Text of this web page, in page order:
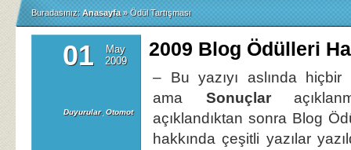
Buradasınız: Anasayfa » Ödül Tartışması
01
May
2009
Duyurular, Otomot
2009 Blog Ödülleri
– Bu yazıyı aslında hiçbir
ama Sonuçlar
açıklandıktan sonra Blog
hakkında çeşitli yazılar